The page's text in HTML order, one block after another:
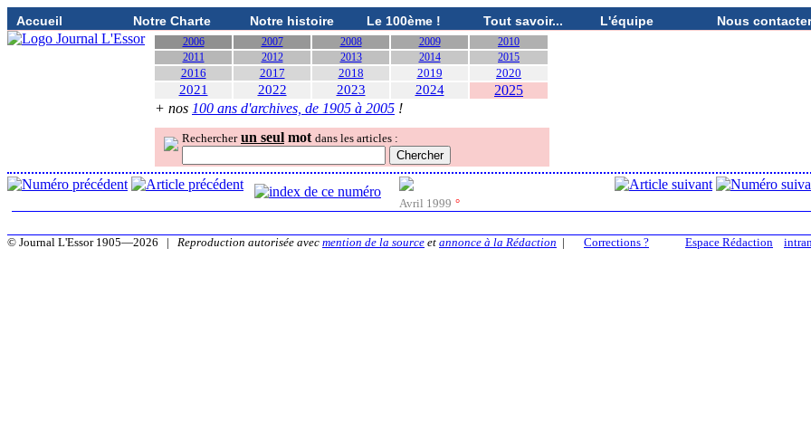
Accueil Notre Charte Notre histoire Le 100ème ! Tout savoir... L'équipe Nous contacter
2006 2007 2008 2009
2010
2011
2012 2013 2014 2015
2016 2017 2018 2019 2020
2021 2022 2023 2024
2025
+ nos 100 ans d'archives, de 1905 à 2005 !
Rechercher un seul mot dans les articles :
Avril 1999 °
Espace Rédaction
© Journal L'Essor 1905—2026 | Reproduction autorisée avec mention de la source et annonce à la Rédaction | Corrections ?